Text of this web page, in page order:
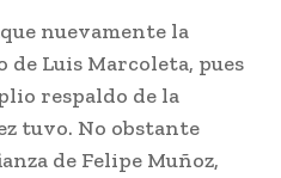
nuevamente la
Luis Marcoleta, pues
respaldo de la
tuvo. No obstante
de Felipe Muñoz,